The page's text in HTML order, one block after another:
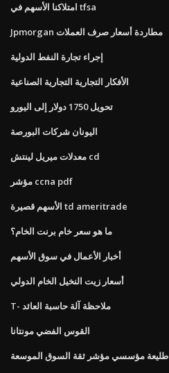
امتلاكنا الأسهم في tfsa
Jpmorgan مطاردة أسعار صرف العملات
إجراء تجارة النفط الدولية
الأفكار التجارية التجارية الصناعية
تحويل 1750 دولار إلى اليورو
اليونان شركات البورصة
معدلات ميريل لينتش cd
مؤشر ccna pdf
الأسهم قصيرة td ameritrade
ما هو سعر خام برنت الخام؟
أخبار الأعمال في سوق الأسهم
أسعار زيت النخيل الخام الدولي
T- ملاحظة آلة حاسبة العائد
القوس الفضي مونتانا
طليعة مؤسسي مؤشر ثقة السوق الموسعة